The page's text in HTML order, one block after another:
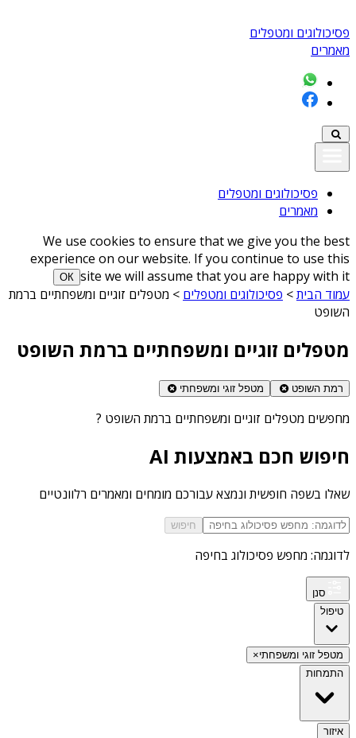
פסיכולוגים ומטפלים
מאמרים
פסיכולוגים ומטפלים
מאמרים
We use cookies to ensure that we give you the best
experience on our website. If you continue to use this
site we will assume that you are happy with it
ОК
עמוד הבית> פסיכולוגים ומטפלים > מטפלים זוגיים ומשפחתיים ברמת
השופט
מטפלים זוגיים ומשפחתיים ברמת השופט
רמת השופט מטפל זוגי ומשפחתי
מחפשים מטפלים זוגיים ומשפחתיים ברמת השופט ?
חיפוש חכם באמצעות AI
שאלו בשפה חופשית ונמצא עבורכם מומחים ומאמרים רלוונטיים
חיפוש
לדוגמה: מחפש פסיכולוג בחיפה
סנן
טיפול
מטפל זוגי ומשפחתי×
התמחות
איזור